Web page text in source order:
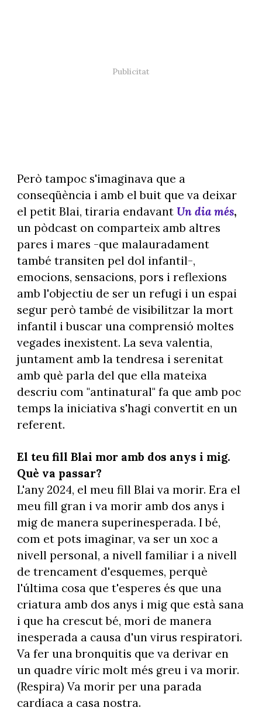
Però tampoc s'imaginava que a
conseqüència i amb el buit que va deixar
el petit Blai, tiraria endavant Un dia més,
un pòdcast on comparteix amb altres
pares i mares -que malauradament
també transiten pel dol infantil-,
emocions, sensacions, pors i reflexions
amb l'objectiu de ser un refugi i un espai
segur però també de visibilitzar la mort
infantil i buscar una comprensió moltes
vegades inexistent. La seva valentia,
juntament amb la tendresa i serenitat
amb què parla del que ella mateixa
descriu com "antinatural" fa que amb poc
temps la iniciativa s'hagi convertit en un
referent.
El teu fill Blai mor amb dos anys i mig.
Què va passar?
L'any 2024, el meu fill Blai va morir. Era el
meu fill gran i va morir amb dos anys i
mig de manera superinesperada. I bé,
com et pots imaginar, va ser un xoc a
nivell personal, a nivell familiar i a nivell
de trencament d'esquemes, perquè
l'última cosa que t'esperes és que una
criatura amb dos anys i mig que està sana
i que ha crescut bé, mori de manera
inesperada a causa d'un virus respiratori.
Va fer una bronquitis que va derivar en
un quadre víric molt més greu i va morir.
(Respira) Va morir per una parada
cardíaca a casa nostra.